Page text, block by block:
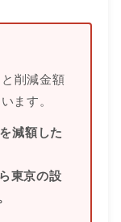
削減金額
ます。
減額した
東京の設